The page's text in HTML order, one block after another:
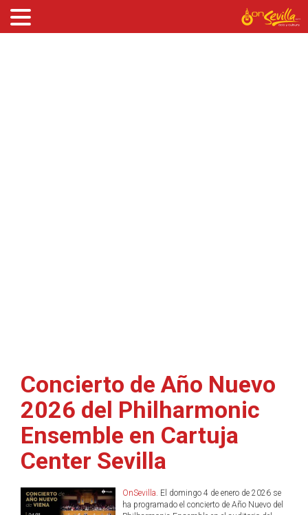
Concierto de Año Nuevo
2026 del Philharmonic
Ensemble en Cartuja
Center Sevilla
OnSevilla. El domingo 4 de enero de 2026 se
ha programado el concierto de Año Nuevo del